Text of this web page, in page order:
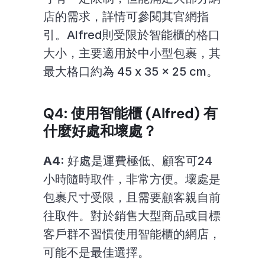
店的需求，詳情可參閱其官網指
引。Alfred則受限於智能櫃的格口
大小，主要適用於中小型包裹，其
最大格口約為 45 x 35 x 25 cm。
Q4: 使用智能櫃 (Alfred) 有
什麼好處和壞處？
A4: 好處是運費極低、顧客可24
小時隨時取件，非常方便。壞處是
包裹尺寸受限，且需要顧客親自前
往取件。對於銷售大型商品或目標
客戶群不習慣使用智能櫃的網店，
可能不是最佳選擇。